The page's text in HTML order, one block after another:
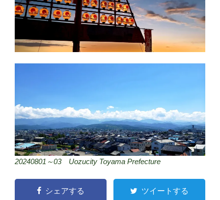
20240801～03 Uozucity Toyama Prefecture
シェアする ツイートする